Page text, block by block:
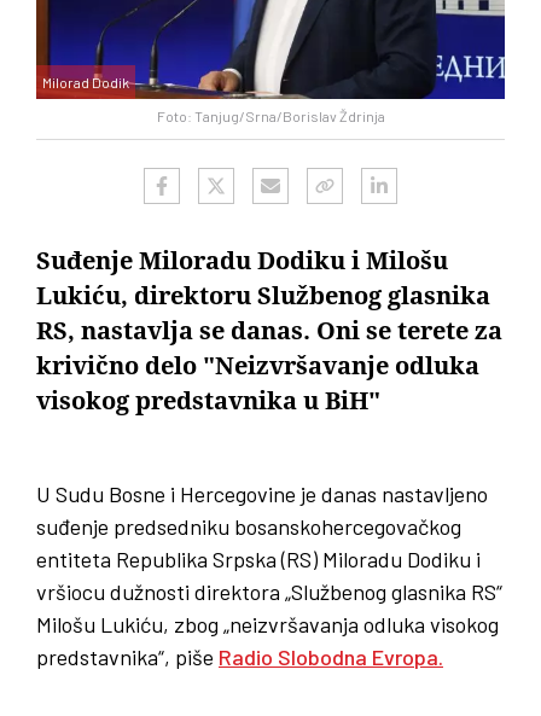
Foto: Tanjug/Srna/Borislav Ždrinja
Milorad Dodik
Suđenje Miloradu Dodiku i Milošu
Lukiću, direktoru Službenog glasnika
RS, nastavlja se danas. Oni se terete za
krivično delo "Neizvršavanje odluka
visokog predstavnika u BiH"
U Sudu Bosne i Hercegovine je danas nastavljeno
suđenje predsedniku bosanskohercegovačkog
entiteta Republika Srpska (RS) Miloradu Dodiku i
vršiocu dužnosti direktora „Službenog glasnika RS“
Milošu Lukiću, zbog „neizvršavanja odluka visokog
predstavnika“, piše Radio Slobodna Evropa.